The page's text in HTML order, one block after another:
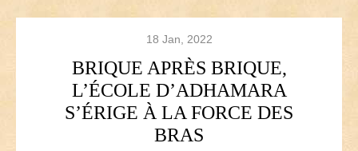
18 Jan, 2022
BRIQUE APRÈS BRIQUE,
L’ÉCOLE D’ADHAMARA
S’ÉRIGE À LA FORCE DES
BRAS